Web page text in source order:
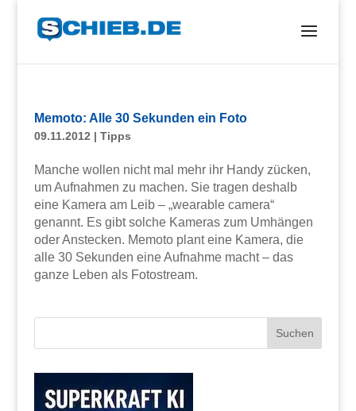
Memoto: Alle 30 Sekunden ein Foto
09.11.2012 | Tipps
Manche wollen nicht mal mehr ihr Handy zücken,
um Aufnahmen zu machen. Sie tragen deshalb
eine Kamera am Leib – „wearable camera“
genannt. Es gibt solche Kameras zum Umhängen
oder Anstecken. Memoto plant eine Kamera, die
alle 30 Sekunden eine Aufnahme macht – das
ganze Leben als Fotostream.